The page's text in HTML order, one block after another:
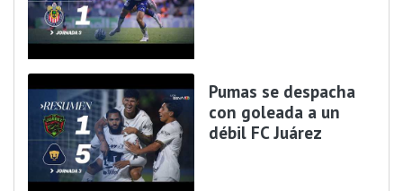
Pumas se despacha
con goleada a un
débil FC Juárez